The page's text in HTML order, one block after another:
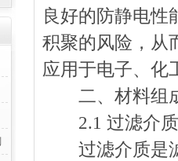
良好的防静电性
积聚的风险，从
应用于电子、化
二、材料组
2.1 过滤介质
过滤介质是滤